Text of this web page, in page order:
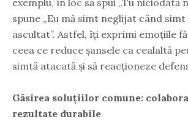
spune „Eu mă simt neglijat când
ascultat”. Astfel, îți exprimi emoțiile
ceea ce reduce șansele ca cealaltă
simtă atacată și să reacționeze
Găsirea soluțiilor comune:
rezultate durabile